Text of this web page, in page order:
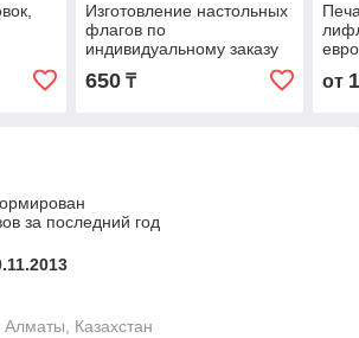
Изготовление настольных
флагов по
индивидуальному заказу
650₸ от
за последний год
Алматы, Казахстан